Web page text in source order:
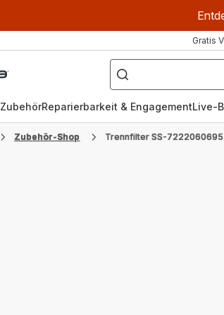
Gratis
Rowenta
Wonach
suchen
Sie?
ZubehörReparierbarkeit & EngagementLive-
Zubehör-Shop Trennfilter SS-7222060695